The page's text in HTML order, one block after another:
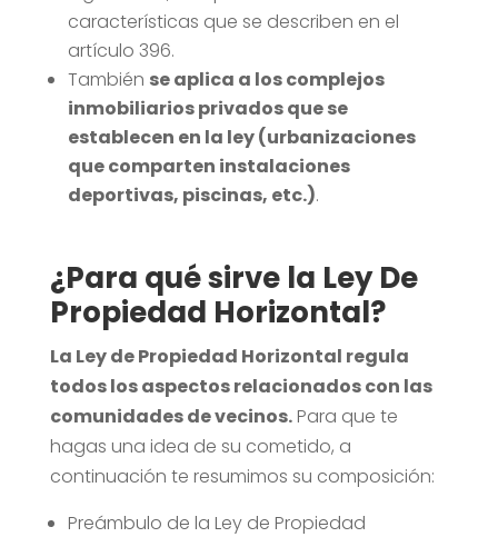
características que se describen en el
artículo 396.
También se aplica a los complejos
inmobiliarios privados que se
establecen en la ley (urbanizaciones
que comparten instalaciones
deportivas, piscinas, etc.).
¿Para qué sirve la Ley De
Propiedad Horizontal?
La Ley de Propiedad Horizontal regula
todos los aspectos relacionados con las
comunidades de vecinos.Para que te
hagas una idea de su cometido, a
continuación te resumimos su composición:
Preámbulo de la Ley de Propiedad